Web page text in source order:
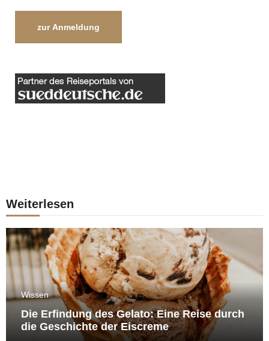
zur Anmeldung
Weiterlesen
Wissen
Die Erfindung des Gelato: Eine Reise durch
die Geschichte der Eiscreme